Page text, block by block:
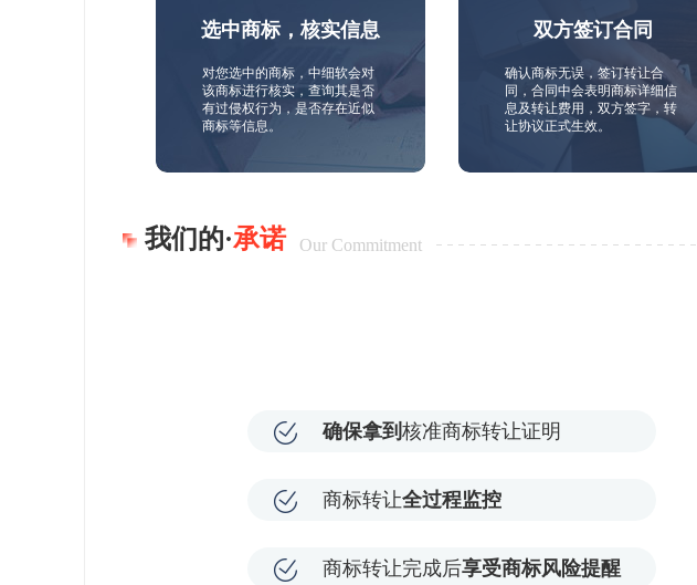
选中商标，核实信息
对您选中的商标，中细软会对
该商标进行核实，查询其是否
有过侵权行为，是否存在近似
商标等信息。
双方签订合同
确认商标无误，签订转让合
同，合同中会表明商标详细信
息及转让费用，双方签字，转
让协议正式生效。
我们的·承诺 Our Commitment
确保拿到 核准商标转让证明
商标转让全过程监控
商标转让完成后享受商标风险提醒